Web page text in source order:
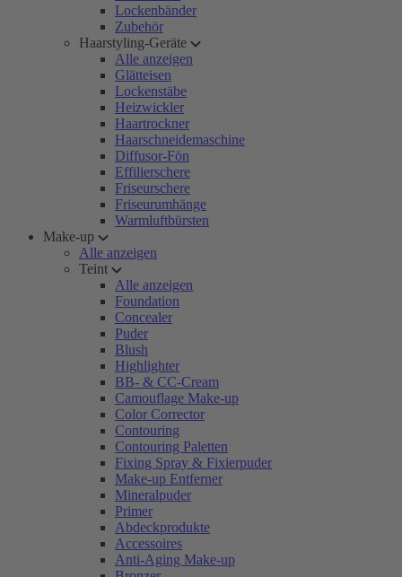
Lockenbänder
Zubehör
Haarstyling-Geräte
Alle anzeigen
Glätteisen
Lockenstäbe
Heizwickler
Haartrockner
Haarschneidemaschine
Diffusor-Fön
Effilierschere
Friseurschere
Friseurumhänge
Warmluftbürsten
Make-up
Alle anzeigen
Teint
Alle anzeigen
Foundation
Concealer
Puder
Blush
Highlighter
BB- & CC-Cream
Camouflage Make-up
Color Corrector
Contouring
Contouring Paletten
Fixing Spray & Fixierpuder
Make-up Entferner
Mineralpuder
Primer
Abdeckprodukte
Accessoires
Anti-Aging Make-up